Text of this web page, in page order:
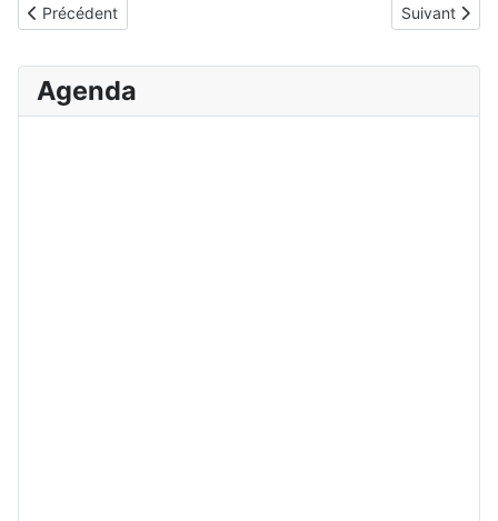
Article précédent : SCMV'Mag n° 121
Précédent Article
Suivant
Agenda